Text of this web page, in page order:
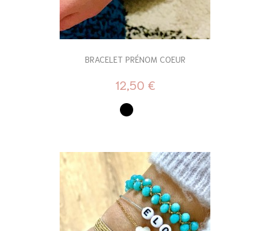
BRACELET PRÉNOM COEUR
12,50 €